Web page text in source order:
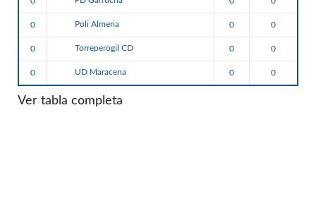
0 Poli Almeria 0 0
0 Torreperogil CD 0 0
0 UD Maracena 0 0
Ver tabla completa